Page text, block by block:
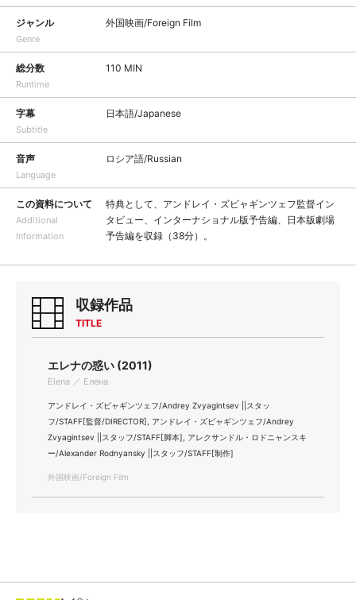
ジャンル
Genre
外国映画/Foreign Film
総分数
Runtime
110 MIN
字幕
Subtitle
日本語/Japanese
音声
Language
ロシア語/Russian
この資料について
Additional
Information
特典として、アンドレイ・ズビャギンツェフ監督イン
タビュー、インターナショナル版予告編、日本版劇場
予告編を収録（38分）。
収録作品
TITLE
エレナの惑い (2011)
Elena ／ Елена
アンドレイ・ズビャギンツェフ/Andrey Zvyagintsev ||スタッ
フ/STAFF[監督/DIRECTOR], アンドレイ・ズビャギンツェフ/Andrey
Zvyagintsev ||スタッフ/STAFF[脚本], アレクサンドル・ロドニャンスキ
ー/Alexander Rodnyansky ||スタッフ/STAFF[制作]
外国映画/Foreign Film